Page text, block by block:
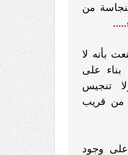
من
.....
بأنه لا
بناء على
تنجيس
من قريب
على وجود